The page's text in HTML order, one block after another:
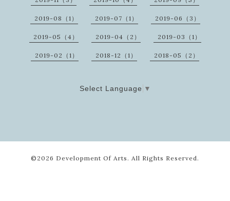
2019-08（1） 2019-07（1） 2019-06（3）
2019-05（4） 2019-04（2） 2019-03（1）
2019-02（1） 2018-12（1） 2018-05（2）
Select Language ▼
©2026 Development Of Arts . All Rights Reserved.